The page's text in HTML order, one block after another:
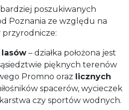
poszukiwanych
Poznania ze względu na
– działka położona jest
pięknych terenów
Promno oraz licznych
spacerów, wycieczek
czy sportów wodnych.